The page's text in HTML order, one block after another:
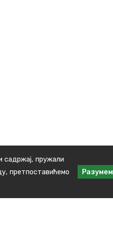
садржај, пружали
претпоставићемо
Разумем